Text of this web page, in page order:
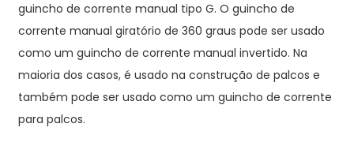
guincho de corrente manual tipo G. O guincho de
corrente manual giratório de 360 ​​graus pode ser usado
como um guincho de corrente manual invertido. Na
maioria dos casos, é usado na construção de palcos e
também pode ser usado como um guincho de corrente
para palcos.